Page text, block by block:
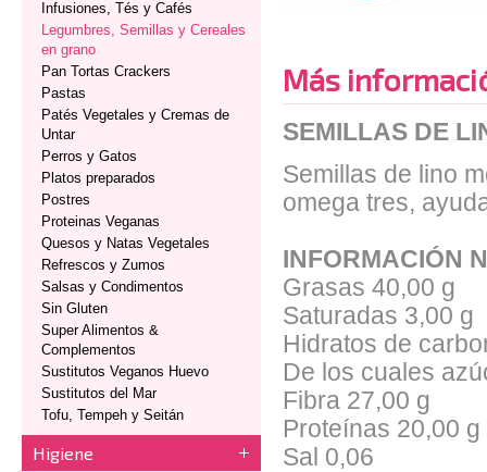
Infusiones, Tés y Cafés
Legumbres, Semillas y Cereales
en grano
Pan Tortas Crackers
Pastas
Patés Vegetales y Cremas de
Untar
Perros y Gatos
Platos preparados
Postres
Proteinas Veganas
Quesos y Natas Vegetales
Refrescos y Zumos
Salsas y Condimentos
Sin Gluten
Super Alimentos &
Complementos
Sustitutos Veganos Huevo
Sustitutos del Mar
Tofu, Tempeh y Seitán
Higiene
Más
SEMILLAS DE
Semillas de lino
omega tres,
INFORMACIÓN
Grasas 40,00 g
Saturadas 3,00 g
Hidratos de
De los cuales
Fibra 27,00 g
Proteínas 20,00 g
Sal 0,06